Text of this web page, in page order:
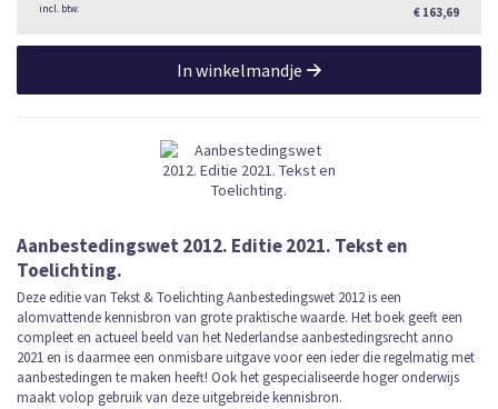
€ 163,69
In winkelmandje
Aanbestedingswet 2012. Editie 2021. Tekst en
Toelichting.
Deze editie van Tekst & Toelichting Aanbestedingswet 2012 is een
alomvattende kennisbron van grote praktische waarde. Het boek geeft een
compleet en actueel beeld van het Nederlandse aanbestedingsrecht anno
2021 en is daarmee een onmisbare uitgave voor een ieder die regelmatig met
aanbestedingen te maken heeft! Ook het gespecialiseerde hoger onderwijs
maakt volop gebruik van deze uitgebreide kennisbron.